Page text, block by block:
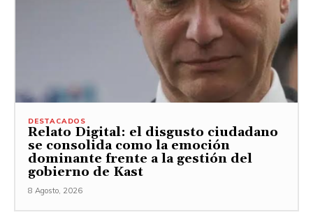
DESTACADOS
Relato Digital: el disgusto ciudadano
se consolida como la emoción
dominante frente a la gestión del
gobierno de Kast
8 Agosto, 2026